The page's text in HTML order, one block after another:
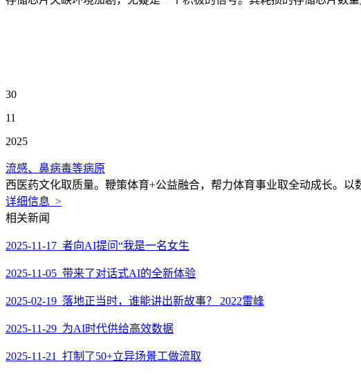
30
11
2025
流感、鼻病毒等病原
西医药文化取质量。鞭策体育+公益融合，帮力体育事业取全动成长。
详细信息 >
相关新闻
2025-11-17 者向AI提问“我是一名女生
2025-11-05 带来了对话式AI的全新体验
2025-02-19 落地正当时，谁能讲出新故事？ 2022雷峰
2025-11-29 为AI时代供给高效数据
2025-11-21 打制了50+立异场景工做流取